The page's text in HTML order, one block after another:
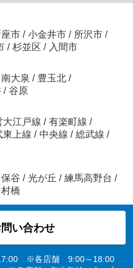
市 / 小金井市 / 所沢市 /
/ 杉並区 / 入間市
南大泉 / 豊玉北 /
/ 谷原
大江戸線 / 有楽町線 /
東上線 / 中央線 / 総武線 /
保谷 / 光が丘 / 練馬高野台 /
橋
い合わせ
※各店舗 9:00～18:00